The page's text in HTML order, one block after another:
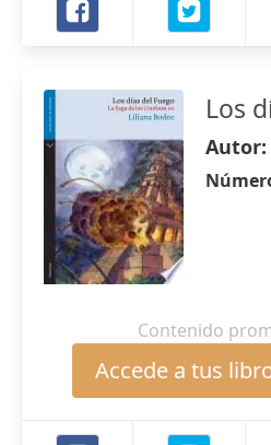
Los
Autor:
Contenido
Accede a tus